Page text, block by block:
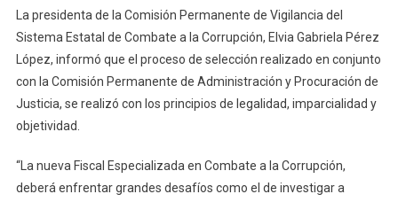
De
Oaxaca
La presidenta de la Comisión Permanente de Vigilancia del
Sistema Estatal de Combate a la Corrupción, Elvia Gabriela Pérez
López, informó que el proceso de selección realizado en conjunto
con la Comisión Permanente de Administración y Procuración de
Justicia, se realizó con los principios de legalidad, imparcialidad y
objetividad.
“La nueva Fiscal Especializada en Combate a la Corrupción,
deberá enfrentar grandes desafíos como el de investigar a